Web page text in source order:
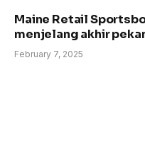
Maine Retail
menjelang akhir
February 7, 2025